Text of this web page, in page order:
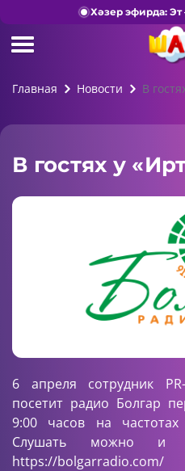
Хәзер эфирда:
Главная Новости В
В гостях у
6 апреля сотрудник
посетит радио Болгар
9:00 часов на
Слушать можно и
https://bolgarradio.com/